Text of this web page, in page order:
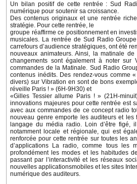
Un bilan positif de cette rentrée : Sud
numérique pour soutenir sa croissance.
Des contenus originaux et une rentrée
stratégie. Pour cette rentrée, le
groupe réaffirme ce positionnement en
musicales. La rentrée de Sud Radio
carrefours d’audience stratégiques, ont été
nouveaux animateurs. Ainsi, la matinale
changements sont également à noter sur
commandes de la Matinale. Sud Radio
contenus inédits. Des rendez-vous comme
divers) sur Vibration en sont de bons
réveille Paris ! » (6H-9H30) et
«Gilles Tessier allume Paris ! » (21H-
innovations majeures pour cette rentrée est
avec aux commandes de ce concept radio
nouveau genre emporte les auditeurs et les
langage du média radio. Loin d’être figé,
notamment locale et régionale, qui est
renforcée pour cette rentrée sur toutes les
d’applications La radio, comme tous les
profondément les modes et les habitudes
passant par l’interactivité et les réseaux
nouvelles applicationsmobiles et les sites
numérique des auditeurs.